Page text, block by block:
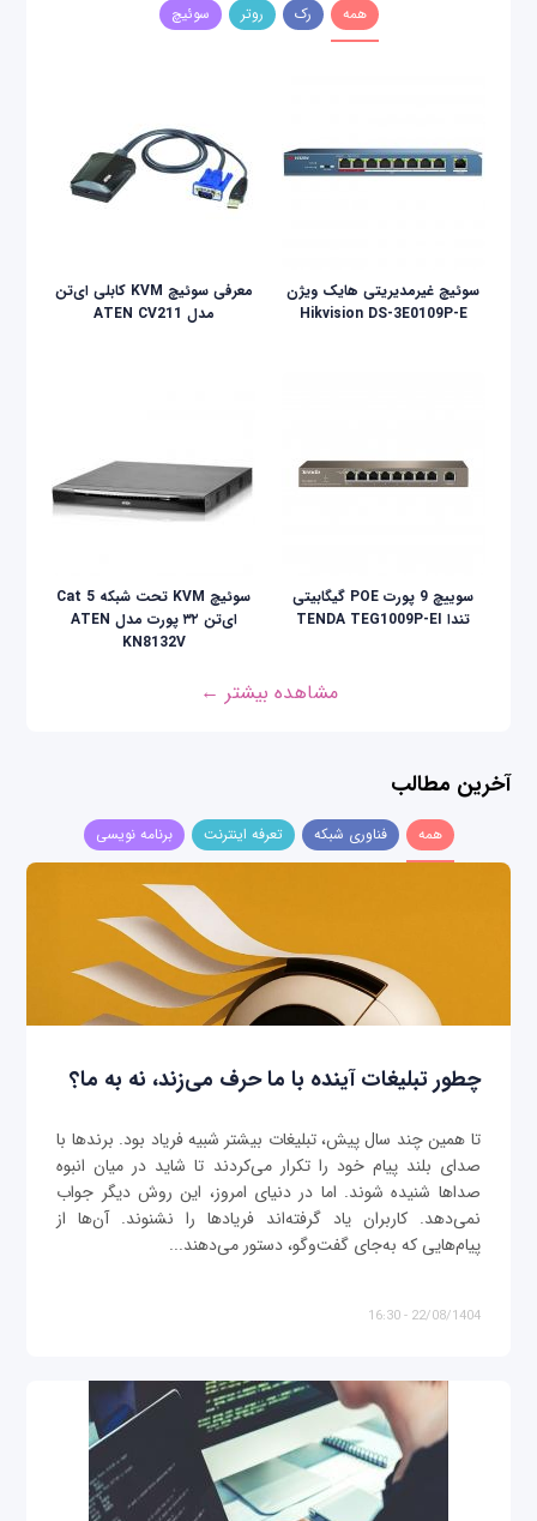
همه رک روتر سوئیچ
سوئیچ غیرمدیریتی هایک ویژن
Hikvision DS-3E0109P-E
معرفی سوئیچ KVM کابلی ای‌تن
مدل ATEN CV211
سوییچ 9 پورت POE گیگابیتی
تندا TENDA TEG1009P-EI
سوئیچ KVM تحت شبکه Cat 5
ای‌تن ۳۲ پورت مدل ATEN
KN8132V
مشاهده بیشتر ←
آخرین مطالب
همه فناوری شبکه تعرفه اینترنت برنامه نویسی
چطور تبلیغات آینده با ما حرف می‌زند، نه به ما؟
تا همین چند سال پیش، تبلیغات بیشتر شبیه فریاد بود. برندها با
صدای بلند پیام خود را تکرار می‌کردند تا شاید در میان انبوه
صداها شنیده شوند. اما در دنیای امروز، این روش دیگر جواب
نمی‌دهد. کاربران یاد گرفته‌اند فریادها را نشنوند. آن‌ها از
پیام‌هایی که به‌جای گفت‌وگو، دستور می‌دهند...
22/08/1404 - 16:30